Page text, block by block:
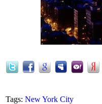
Tags: New York City